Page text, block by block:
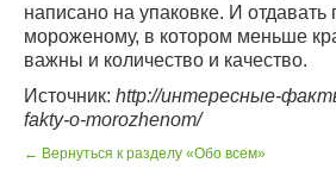
написано на упаковке. И отдавать
мороженому, в котором меньше
важны и количество и качество.
Источник: http://интересные-
fakty-o-morozhenom/
← Вернуться к разделу «Обо всем»